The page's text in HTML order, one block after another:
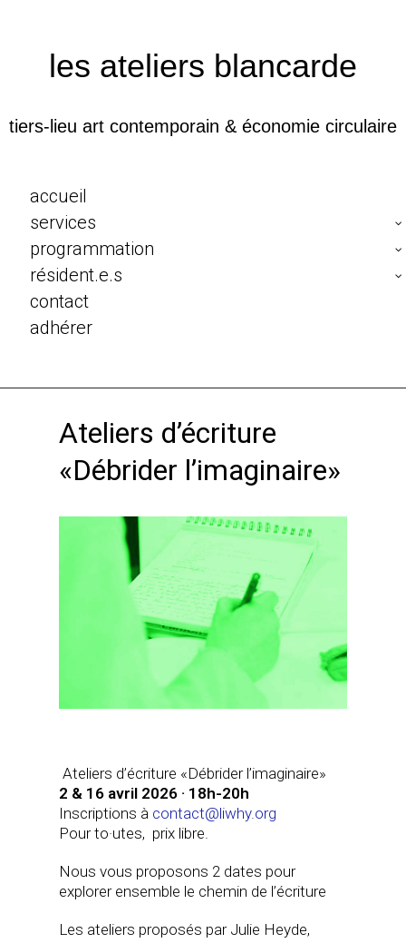
les ateliers blancarde
tiers-lieu art contemporain & économie circulaire
accueil
services
programmation
résident.e.s
contact
adhérer
Ateliers d’écriture
«Débrider l’imaginaire»
Ateliers d’écriture «Débrider l’imaginaire»
2 & 16 avril 2026 · 18h-20h
Inscriptions à contact@liwhy.org
Pour to·utes, prix libre.
Nous vous proposons 2 dates pour
explorer ensemble le chemin de l’écriture
Les ateliers proposés par Julie Heyde,